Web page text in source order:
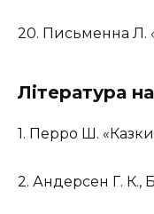
20. Письменна Л.
Література
1. Перро Ш.
2. Андерсен Г. К.,